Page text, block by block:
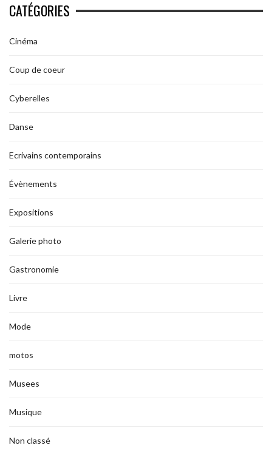
CATÉGORIES
Cinéma
Coup de coeur
Cyberelles
Danse
Ecrivains contemporains
Évènements
Expositions
Galerie photo
Gastronomie
Livre
Mode
motos
Musees
Musique
Non classé